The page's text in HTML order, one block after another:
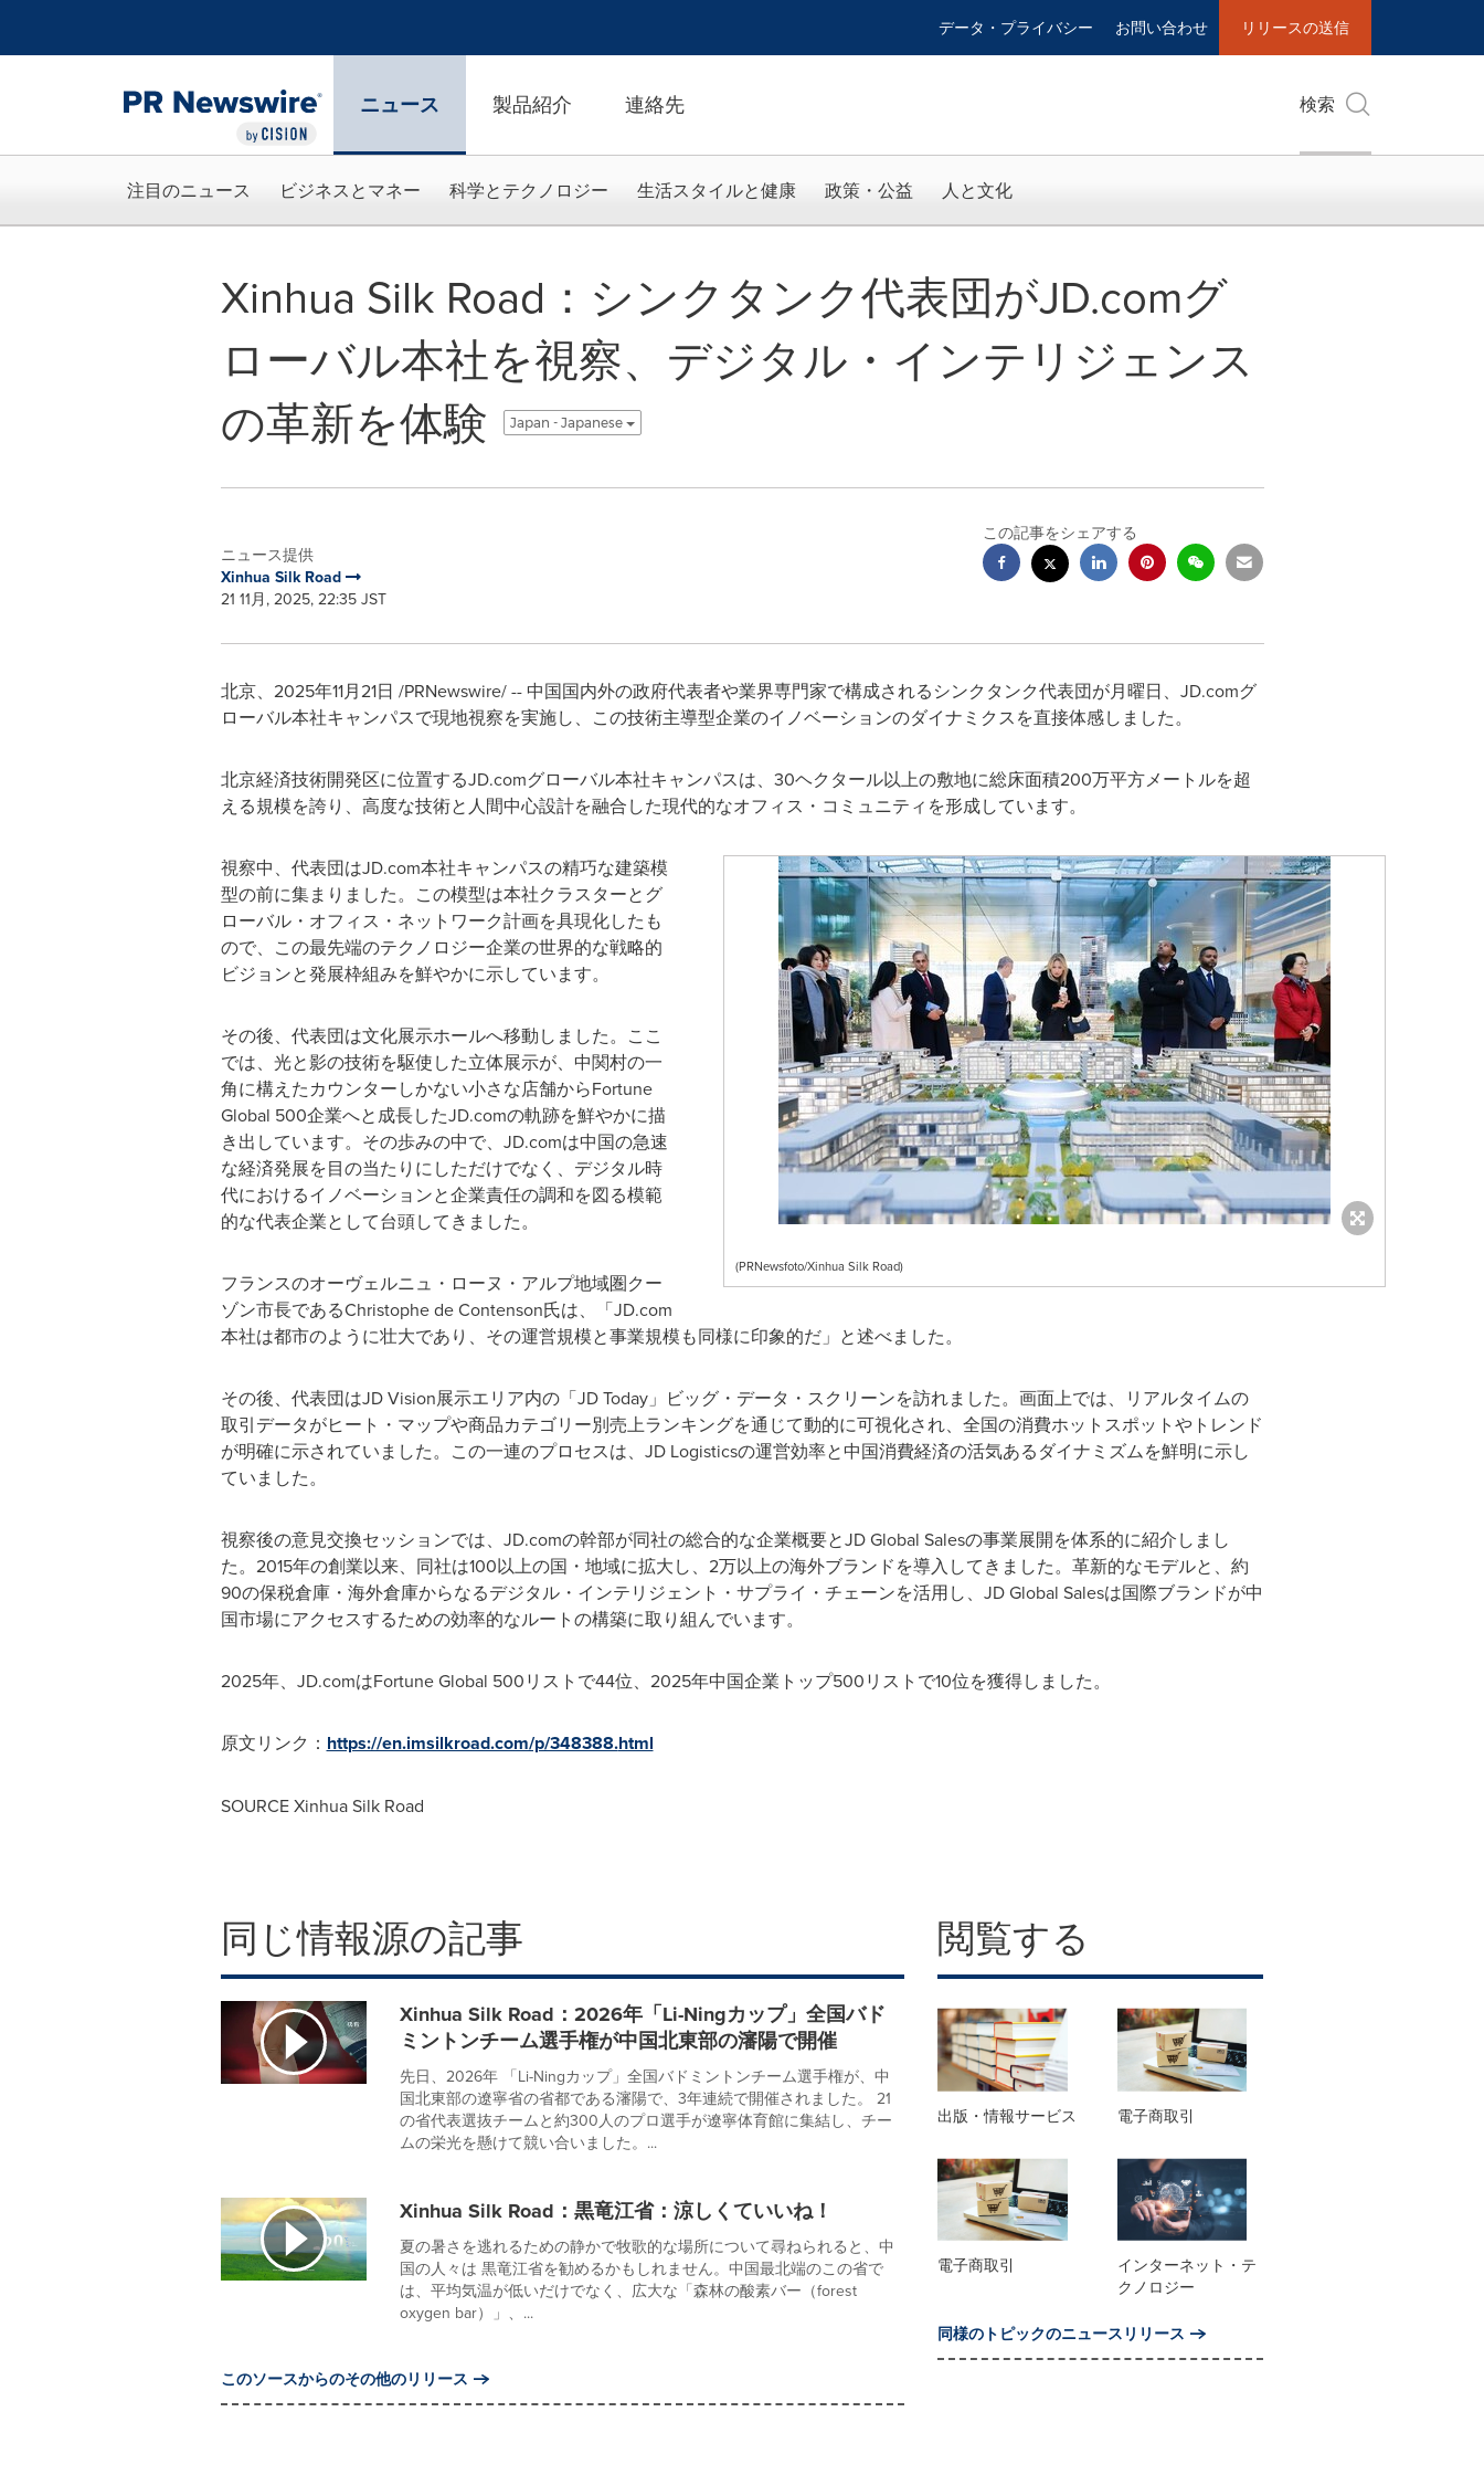
データ・プライバシー お問い合わせ リリースの送信
ニュース 製品紹介 連絡先 検索
注目のニュース ビジネスとマネー 科学とテクノロジー 生活スタイルと健康 政策・公益 人と文化
Xinhua Silk Road：シンクタンク代表団がJD.comグ
ローバル本社を視察、デジタル・インテリジェンス
の革新を体験
Japan - Japanese
ニュース提供
Xinhua Silk Road
21 11月, 2025, 22:35 JST
この記事をシェアする
北京、2025年11月21日 /PRNewswire/ -- 中国国内外の政府代表者や業界専門家で構成されるシンクタンク代表団が月曜日、JD.comグ
ローバル本社キャンパスで現地視察を実施し、この技術主導型企業のイノベーションのダイナミクスを直接体感しました。
北京経済技術開発区に位置するJD.comグローバル本社キャンパスは、30ヘクタール以上の敷地に総床面積200万平方メートルを超
える規模を誇り、高度な技術と人間中心設計を融合した現代的なオフィス・コミュニティを形成しています。
(PRNewsfoto/Xinhua Silk Road)
視察中、代表団はJD.com本社キャンパスの精巧な建築模
型の前に集まりました。この模型は本社クラスターとグ
ローバル・オフィス・ネットワーク計画を具現化したも
ので、この最先端のテクノロジー企業の世界的な戦略的
ビジョンと発展枠組みを鮮やかに示しています。
その後、代表団は文化展示ホールへ移動しました。ここ
では、光と影の技術を駆使した立体展示が、中関村の一
角に構えたカウンターしかない小さな店舗からFortune
Global 500企業へと成長したJD.comの軌跡を鮮やかに描
き出しています。その歩みの中で、JD.comは中国の急速
な経済発展を目の当たりにしただけでなく、デジタル時
代におけるイノベーションと企業責任の調和を図る模範
的な代表企業として台頭してきました。
フランスのオーヴェルニュ・ローヌ・アルプ地域圏クー
ゾン市長であるChristophe de Contenson氏は、「JD.com
本社は都市のように壮大であり、その運営規模と事業規模も同様に印象的だ」と述べました。
その後、代表団はJD Vision展示エリア内の「JD Today」ビッグ・データ・スクリーンを訪れました。画面上では、リアルタイムの
取引データがヒート・マップや商品カテゴリー別売上ランキングを通じて動的に可視化され、全国の消費ホットスポットやトレンド
が明確に示されていました。この一連のプロセスは、JD Logisticsの運営効率と中国消費経済の活気あるダイナミズムを鮮明に示し
ていました。
視察後の意見交換セッションでは、JD.comの幹部が同社の総合的な企業概要とJD Global Salesの事業展開を体系的に紹介しまし
た。2015年の創業以来、同社は100以上の国・地域に拡大し、2万以上の海外ブランドを導入してきました。革新的なモデルと、約
90の保税倉庫・海外倉庫からなるデジタル・インテリジェント・サプライ・チェーンを活用し、JD Global Salesは国際ブランドが中
国市場にアクセスするための効率的なルートの構築に取り組んでいます。
2025年、JD.comはFortune Global 500リストで44位、2025年中国企業トップ500リストで10位を獲得しました。
原文リンク： https://en.imsilkroad.com/p/348388.html
SOURCE Xinhua Silk Road
同じ情報源の記事
Xinhua Silk Road：2026年「Li-Ningカップ」全国バド
ミントンチーム選手権が中国北東部の瀋陽で開催
先日、2026年 「Li-Ningカップ」全国バドミントンチーム選手権が、中
国北東部の遼寧省の省都である瀋陽で、3年連続で開催されました。 21
の省代表選抜チームと約300人のプロ選手が遼寧体育館に集結し、チー
ムの栄光を懸けて競い合いました。...
Xinhua Silk Road：黒竜江省：涼しくていいね！
夏の暑さを逃れるための静かで牧歌的な場所について尋ねられると、中
国の人々は 黒竜江省を勧めるかもしれません。中国最北端のこの省で
は、平均気温が低いだけでなく、広大な「森林の酸素バー（forest
oxygen bar）」、...
このソースからのその他のリリース
閲覧する
出版・情報サービス 電子商取引
電子商取引
インターネット・テ
クノロジー
同様のトピックのニュースリリース